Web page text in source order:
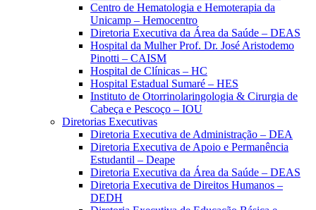
Centro de Hematologia e Hemoterapia da
Unicamp – Hemocentro
Diretoria Executiva da Área da Saúde – DEAS
Hospital da Mulher Prof. Dr. José Aristodemo
Pinotti – CAISM
Hospital de Clínicas – HC
Hospital Estadual Sumaré – HES
Instituto de Otorrinolaringologia & Cirurgia de
Cabeça e Pescoço – IOU
Diretorias Executivas
Diretoria Executiva de Administração – DEA
Diretoria Executiva de Apoio e Permanência
Estudantil – Deape
Diretoria Executiva da Área da Saúde – DEAS
Diretoria Executiva de Direitos Humanos –
DEDH